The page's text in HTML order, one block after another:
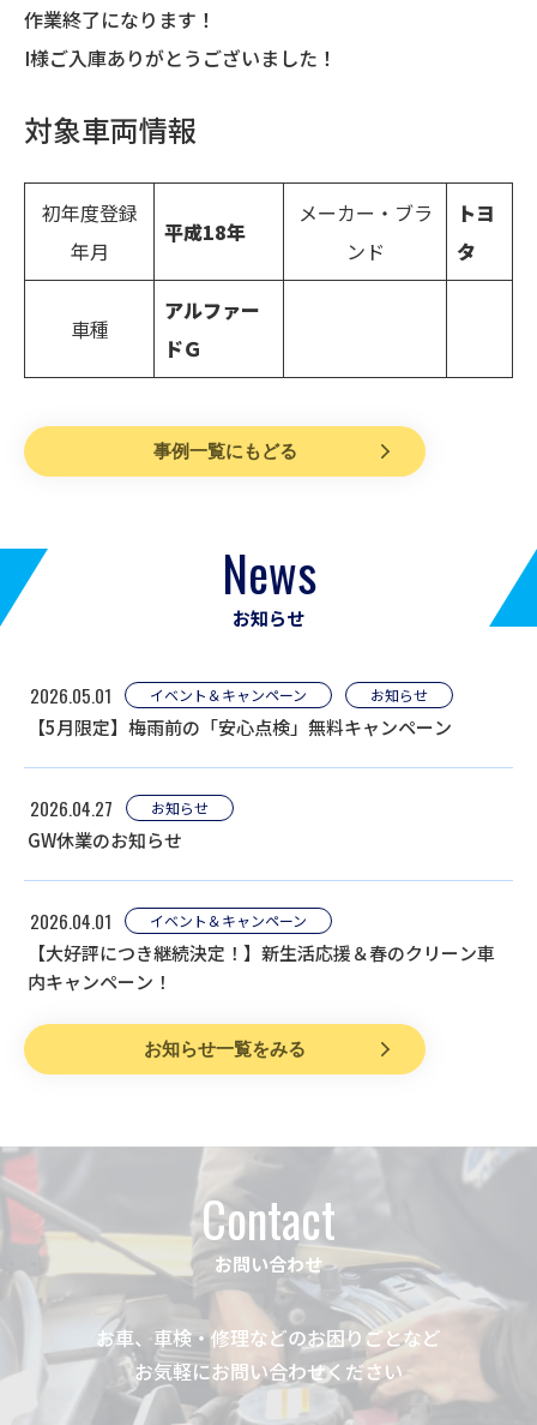
作業終了になります！
I様ご入庫ありがとうございました！
対象車両情報
初年度登録
年月
平成18年
メーカー・ブラ
ンド
トヨ
タ
車種
アルファー
ドＧ
事例一覧にもどる
News
お知らせ
2026.05.01 イベント＆キャンペーン お知らせ
【5月限定】梅雨前の「安心点検」無料キャンペーン
2026.04.27 お知らせ
GW休業のお知らせ
2026.04.01 イベント＆キャンペーン
【大好評につき継続決定！】新生活応援＆春のクリーン車
内キャンペーン！
お知らせ一覧をみる
Contact
お問い合わせ
お車、車検・修理などのお困りごとなど
お気軽にお問い合わせください